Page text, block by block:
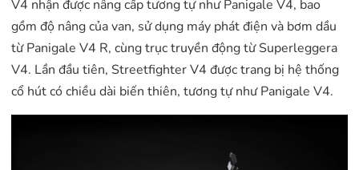
V4 nhận được nâng cấp tương tự như Panigale V4, bao
gồm độ nâng của van, sử dụng máy phát điện và bơm dầu
từ Panigale V4 R, cùng trục truyền động từ Superleggera
V4. Lần đầu tiên, Streetfighter V4 được trang bị hệ thống
cổ hút có chiều dài biến thiên, tương tự như Panigale V4.